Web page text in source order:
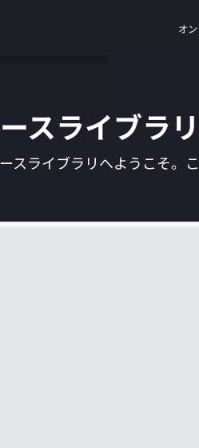
オ
スライブラリ
スライブラリへようこそ。